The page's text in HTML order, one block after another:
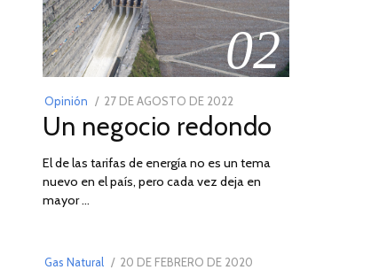
02
Opinión
POSTED
ON
27 DE AGOSTO DE 202230
DE
DE
2022
Un negocio redondo
El de las tarifas de energía no es un tema
nuevo en el país, pero cada vez deja en
mayor …
03
Gas Natural
POSTED
20 DE FEBRERO DE 2020